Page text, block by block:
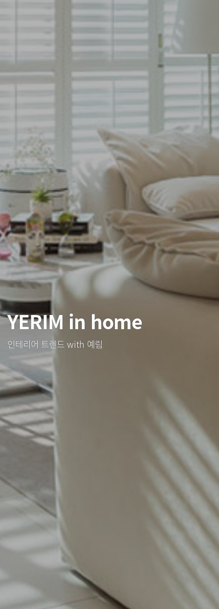
YERIM in home
인테리어 트렌드 with 예림